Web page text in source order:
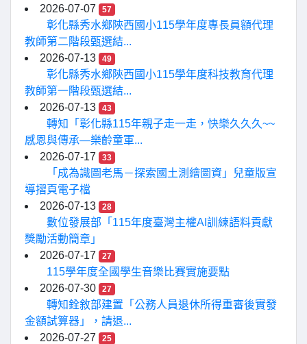
2026-07-07
57
彰化縣秀水鄉陝西國小115學年度專長員額代理
教師第二階段甄選結...
2026-07-13
49
彰化縣秀水鄉陝西國小115學年度科技教育代理
教師第一階段甄選結...
2026-07-13
43
轉知「彰化縣115年親子走一走，快樂久久久~~
感恩與傳承—樂齡童軍...
2026-07-17
33
「成為識圖老馬－探索國土測繪圖資」兒童版宣
導摺頁電子檔
2026-07-13
28
數位發展部「115年度臺灣主權AI訓練語料貢獻
獎勵活動簡章」
2026-07-17
27
115學年度全國學生音樂比賽實施要點
2026-07-30
27
轉知銓敘部建置「公務人員退休所得重審後實發
金額試算器」，請退...
2026-07-27
25